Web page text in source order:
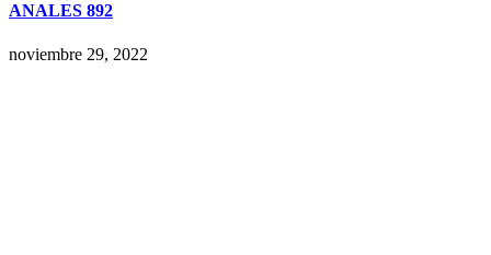
ANALES 892
noviembre 29, 2022